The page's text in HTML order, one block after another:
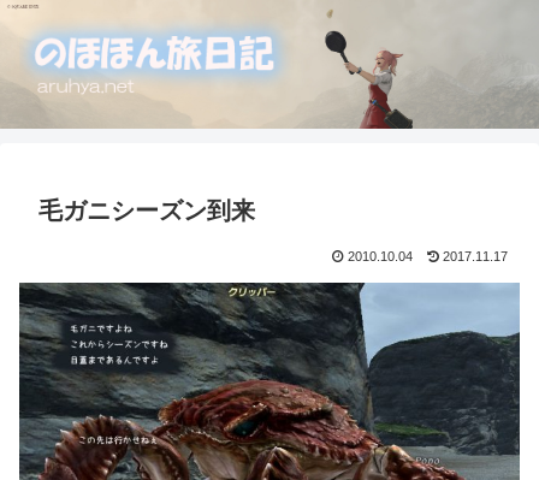
毛ガニシーズン到来
2010.10.04 2017.11.17